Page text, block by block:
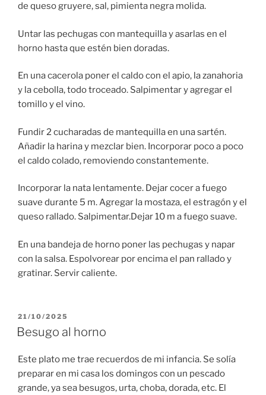
de queso gruyere, sal, pimienta negra molida.
Untar las pechugas con mantequilla y asarlas en el
horno hasta que estén bien doradas.
En una cacerola poner el caldo con el apio, la zanahoria
y la cebolla, todo troceado. Salpimentar y agregar el
tomillo y el vino.
Fundir 2 cucharadas de mantequilla en una sartén.
Añadir la harina y mezclar bien. Incorporar poco a poco
el caldo colado, removiendo constantemente.
Incorporar la nata lentamente. Dejar cocer a fuego
suave durante 5 m. Agregar la mostaza, el estragón y el
queso rallado. Salpimentar.Dejar 10 m a fuego suave.
En una bandeja de horno poner las pechugas y napar
con la salsa. Espolvorear por encima el pan rallado y
gratinar. Servir caliente.
PUBLICADO
EL
21/10/2025
Besugo al horno
Este plato me trae recuerdos de mi infancia. Se solía
preparar en mi casa los domingos con un pescado
grande, ya sea besugos, urta, choba, dorada, etc. El